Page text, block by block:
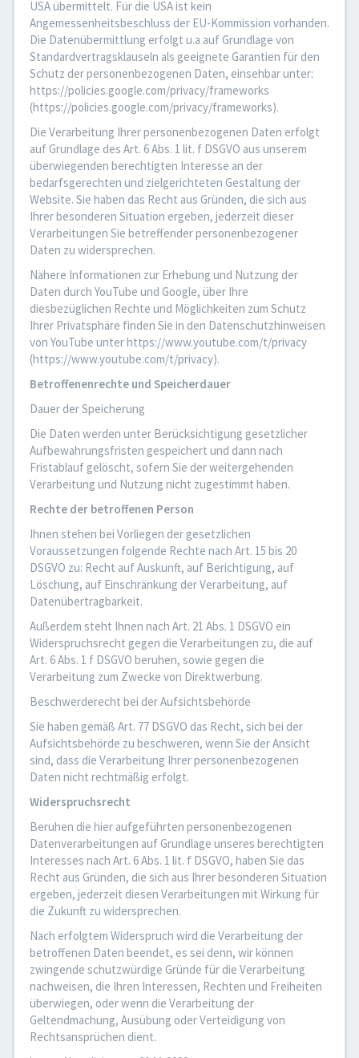
USA übermittelt. Für die USA ist kein
Angemessenheitsbeschluss der EU-Kommission vorhanden.
Die Datenübermittlung erfolgt u.a auf Grundlage von
Standardvertragsklauseln als geeignete Garantien für den
Schutz der personenbezogenen Daten, einsehbar unter:
https://policies.google.com/privacy/frameworks
(https://policies.google.com/privacy/frameworks).
Die Verarbeitung Ihrer personenbezogenen Daten erfolgt
auf Grundlage des Art. 6 Abs. 1 lit. f DSGVO aus unserem
überwiegenden berechtigten Interesse an der
bedarfsgerechten und zielgerichteten Gestaltung der
Website. Sie haben das Recht aus Gründen, die sich aus
Ihrer besonderen Situation ergeben, jederzeit dieser
Verarbeitungen Sie betreffender personenbezogener
Daten zu widersprechen.
Nähere Informationen zur Erhebung und Nutzung der
Daten durch YouTube und Google, über Ihre
diesbezüglichen Rechte und Möglichkeiten zum Schutz
Ihrer Privatsphäre finden Sie in den Datenschutzhinweisen
von YouTube unter https://www.youtube.com/t/privacy
(https://www.youtube.com/t/privacy).
Betroffenenrechte und Speicherdauer
Dauer der Speicherung
Die Daten werden unter Berücksichtigung gesetzlicher
Aufbewahrungsfristen gespeichert und dann nach
Fristablauf gelöscht, sofern Sie der weitergehenden
Verarbeitung und Nutzung nicht zugestimmt haben.
Rechte der betroffenen Person
Ihnen stehen bei Vorliegen der gesetzlichen
Voraussetzungen folgende Rechte nach Art. 15 bis 20
DSGVO zu: Recht auf Auskunft, auf Berichtigung, auf
Löschung, auf Einschränkung der Verarbeitung, auf
Datenübertragbarkeit.
Außerdem steht Ihnen nach Art. 21 Abs. 1 DSGVO ein
Widerspruchsrecht gegen die Verarbeitungen zu, die auf
Art. 6 Abs. 1 f DSGVO beruhen, sowie gegen die
Verarbeitung zum Zwecke von Direktwerbung.
Beschwerderecht bei der Aufsichtsbehörde
Sie haben gemäß Art. 77 DSGVO das Recht, sich bei der
Aufsichtsbehörde zu beschweren, wenn Sie der Ansicht
sind, dass die Verarbeitung Ihrer personenbezogenen
Daten nicht rechtmäßig erfolgt.
Widerspruchsrecht
Beruhen die hier aufgeführten personenbezogenen
Datenverarbeitungen auf Grundlage unseres berechtigten
Interesses nach Art. 6 Abs. 1 lit. f DSGVO, haben Sie das
Recht aus Gründen, die sich aus Ihrer besonderen Situation
ergeben, jederzeit diesen Verarbeitungen mit Wirkung für
die Zukunft zu widersprechen.
Nach erfolgtem Widerspruch wird die Verarbeitung der
betroffenen Daten beendet, es sei denn, wir können
zwingende schutzwürdige Gründe für die Verarbeitung
nachweisen, die Ihren Interessen, Rechten und Freiheiten
überwiegen, oder wenn die Verarbeitung der
Geltendmachung, Ausübung oder Verteidigung von
Rechtsansprüchen dient.